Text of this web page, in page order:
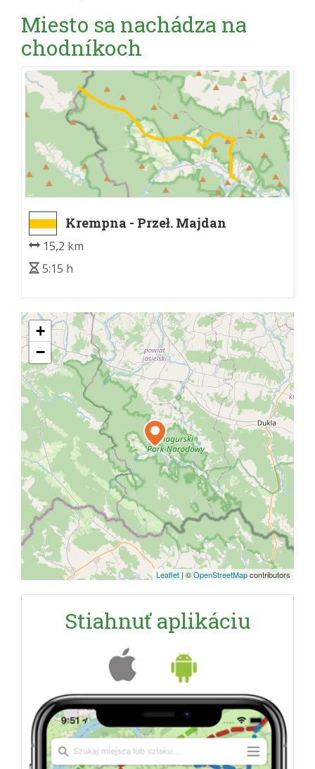
Miesto sa nachádza na
chodníkoch
Krempna - Przeł. Majdan
15,2 km
5:15 h
+
−
Leaflet | ©OpenStreetMapcontributors
Stiahnuť aplikáciu